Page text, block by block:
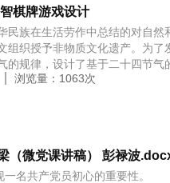
棋牌游戏设计
民族在生活劳作中总结的对自然
组织授予非物质文化遗产。为
的规律，设计了基于二十四节
十四节气对应的日期的循环时
策略类的图版游戏，也是能够帮
式。我们这款游戏以棋牌为出发
浏览量： 1063次
（微党课讲稿） 彭禄波
名共产党员初心的重要性。